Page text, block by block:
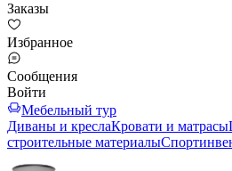
Заказы
Избранное
Сообщения
Войти
Мебельный тур
Диваны и креслаКровати и матрасы
строительные материалы